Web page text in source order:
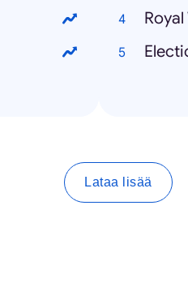
Lataa lisää